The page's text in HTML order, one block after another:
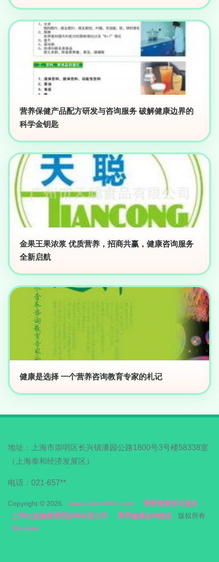
营养保健产品配方研发与咨询服务 破解健康边界的
科学金钥匙
金果王果浓浆 优质营养，招商共赢，健康咨询服务
全新启航
健康是选择 一个营养咨询教育专家的札记
地址：上海市崇明区长兴镇潘园公路1800号3号楼58338室
（上海泰和经济发展区）
电话：021-657**
Copyright © 2026 www.redantlife.com
营养健康咨询服务
上海红蚁健康管理咨询有限公司
营养健康咨询服务
版权所有
Sitemap